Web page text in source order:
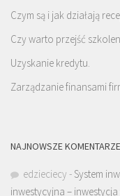
Czym są i jak działają
Czy warto przejść
Uzyskanie kredytu.
Zarządzanie finansami
NAJNOWSZE KOMENTARZE
edzieciecy - System
inwestycyjna –